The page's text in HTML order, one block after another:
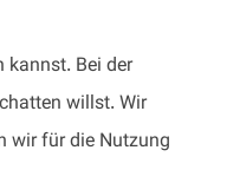
Bei der
willst. Wir
wir für die Nutzung